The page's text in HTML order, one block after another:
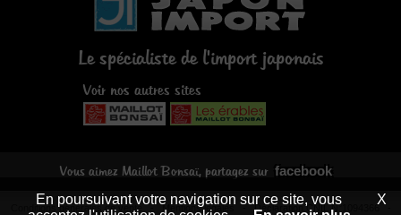
Le spécialiste de l'import japonais
Voir nos autres sites
Vous aimez Maillot Bonsaï, partagez sur facebook
Conditions générales de vente -Mentions légales- Déclaration CNIL N°1094366 -
En poursuivant votre navigation sur ce site, vous
X